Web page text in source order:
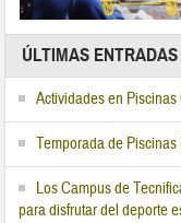
ÚLTIMAS ENTRADAS
Actividades en
Temporada de
Los Campus de
para disfrutar del deporte